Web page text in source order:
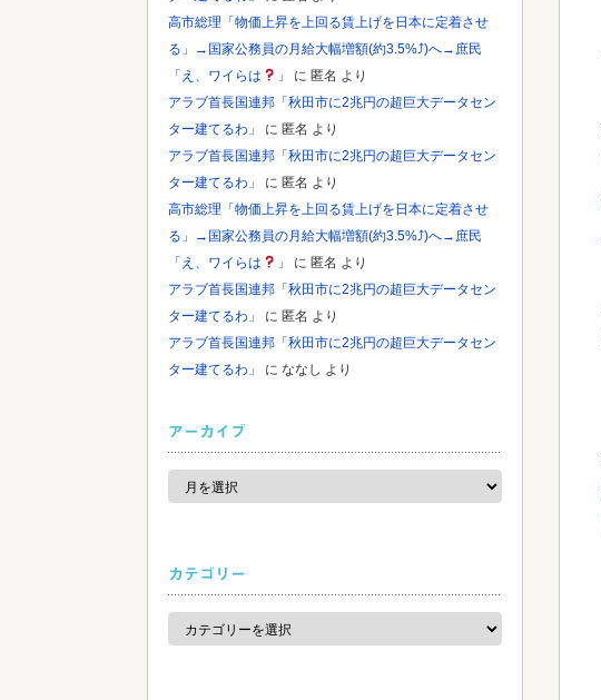
高市総理「物価上昇を上回る賃上げを日本に定着させ
る」→国家公務員の月給大幅増額(約3.5%⤴)へ→庶民
「え、ワイらは
」 に 匿名 より
アラブ首長国連邦「秋田市に2兆円の超巨大データセン
ター建てるわ」
に 匿名 より
アラブ首長国連邦「秋田市に2兆円の超巨大データセン
ター建てるわ」
に 匿名 より
高市総理「物価上昇を上回る賃上げを日本に定着させ
る」→国家公務員の月給大幅増額(約3.5%⤴)へ→庶民
「え、ワイらは
」 に 匿名 より
アラブ首長国連邦「秋田市に2兆円の超巨大データセン
ター建てるわ」
に 匿名 より
アラブ首長国連邦「秋田市に2兆円の超巨大データセン
ター建てるわ」
に ななし より
アーカイブ
ア
カ
カテゴリー
カ
ゴ